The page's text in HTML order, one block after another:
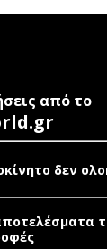
από το
δεν